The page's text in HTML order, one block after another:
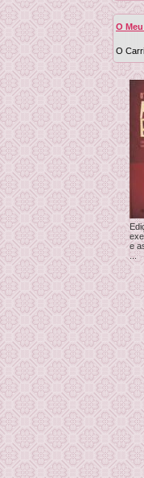
O
O
e
...